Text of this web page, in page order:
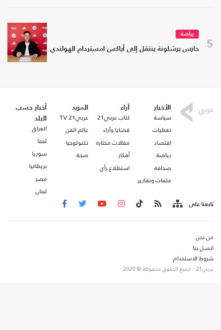
5
رياضة
حارس برشلونة ينتقل إلى أياكس امستردام الهولندي
الأخبار
سياسة
تغطيات
اقتصاد
رياضة
صحافة
ملفات وتقارير
آراء
كتاب عربي21
قضايا وآراء
مقالات مختارة
أفكار
استطلاع رأي
المزيد
عربي21 TV
عالم الفن
تكنولوجيا
صحة
أخبار حسب
البلد
العراق
ليبيا
سوريا
بريطانيا
مصر
لبنان
تابعنا على
من نحن
اتصل بنا
شروط الاستخدام
عربي21 ، جميع الحقوق محفوظة @ 2020